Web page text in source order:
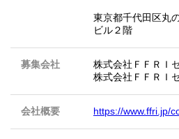
東京都千代田区丸
ビル２階
募集会社
株式会社ＦＦＲＩ
株式会社ＦＦＲＩ
会社概要 https://www.ffri.jp/